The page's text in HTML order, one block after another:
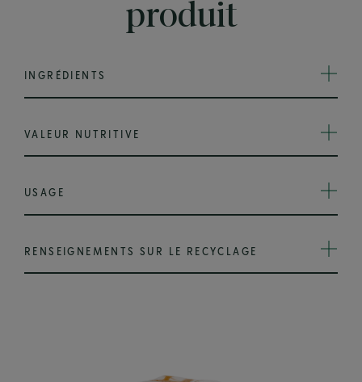
produit
INGRÉDIENTS
VALEUR NUTRITIVE
USAGE
RENSEIGNEMENTS SUR LE RECYCLAGE